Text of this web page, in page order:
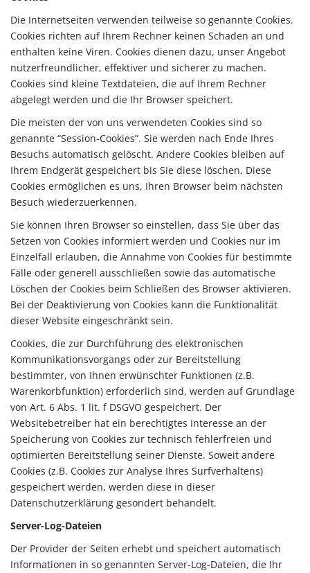
Die Internetseiten verwenden teilweise so genannte Cookies.
Cookies richten auf Ihrem Rechner keinen Schaden an und
enthalten keine Viren. Cookies dienen dazu, unser Angebot
nutzerfreundlicher, effektiver und sicherer zu machen.
Cookies sind kleine Textdateien, die auf Ihrem Rechner
abgelegt werden und die Ihr Browser speichert.
Die meisten der von uns verwendeten Cookies sind so
genannte “Session-Cookies”. Sie werden nach Ende Ihres
Besuchs automatisch gelöscht. Andere Cookies bleiben auf
Ihrem Endgerät gespeichert bis Sie diese löschen. Diese
Cookies ermöglichen es uns, Ihren Browser beim nächsten
Besuch wiederzuerkennen.
Sie können Ihren Browser so einstellen, dass Sie über das
Setzen von Cookies informiert werden und Cookies nur im
Einzelfall erlauben, die Annahme von Cookies für bestimmte
Fälle oder generell ausschließen sowie das automatische
Löschen der Cookies beim Schließen des Browser aktivieren.
Bei der Deaktivierung von Cookies kann die Funktionalität
dieser Website eingeschränkt sein.
Cookies, die zur Durchführung des elektronischen
Kommunikationsvorgangs oder zur Bereitstellung
bestimmter, von Ihnen erwünschter Funktionen (z.B.
Warenkorbfunktion) erforderlich sind, werden auf Grundlage
von Art. 6 Abs. 1 lit. f DSGVO gespeichert. Der
Websitebetreiber hat ein berechtigtes Interesse an der
Speicherung von Cookies zur technisch fehlerfreien und
optimierten Bereitstellung seiner Dienste. Soweit andere
Cookies (z.B. Cookies zur Analyse Ihres Surfverhaltens)
gespeichert werden, werden diese in dieser
Datenschutzerklärung gesondert behandelt.
Server-Log-Dateien
Der Provider der Seiten erhebt und speichert automatisch
Informationen in so genannten Server-Log-Dateien, die Ihr